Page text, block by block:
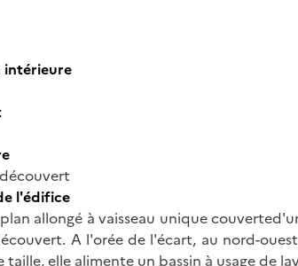
intérieure
l'édifice
allongé à vaisseau unique
A l'orée de l'écart, au nord-
elle alimente un bassin à usage de